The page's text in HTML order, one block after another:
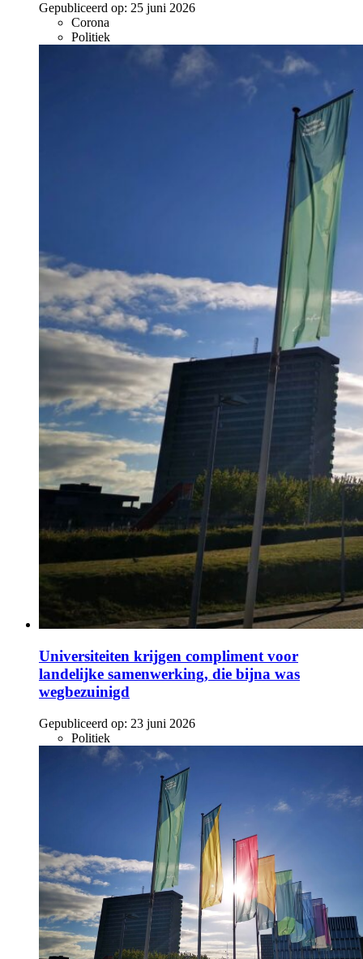
Gepubliceerd op: 25 juni 2026
Corona
Politiek
Universiteiten krijgen compliment voor
landelijke samenwerking, die bijna was
wegbezuinigd
Gepubliceerd op: 23 juni 2026
Politiek